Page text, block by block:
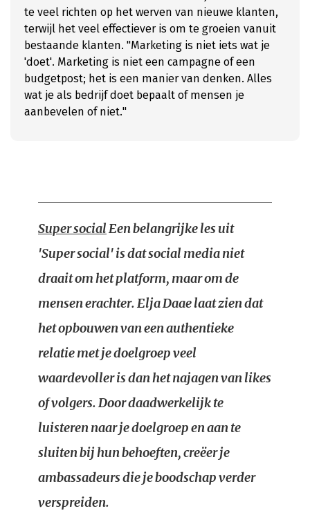
te veel richten op het werven van nieuwe klanten,
terwijl het veel effectiever is om te groeien vanuit
bestaande klanten. "Marketing is niet iets wat je
'doet'. Marketing is niet een campagne of een
budgetpost; het is een manier van denken. Alles
wat je als bedrijf doet bepaalt of mensen je
aanbevelen of niet."
Super socialEen belangrijke les uit
'Super social' is dat social media niet
draait om het platform, maar om de
mensen erachter. Elja Daae laat zien dat
het opbouwen van een authentieke
relatie met je doelgroep veel
waardevoller is dan het najagen van likes
of volgers. Door daadwerkelijk te
luisteren naar je doelgroep en aan te
sluiten bij hun behoeften, creëer je
ambassadeurs die je boodschap verder
verspreiden.